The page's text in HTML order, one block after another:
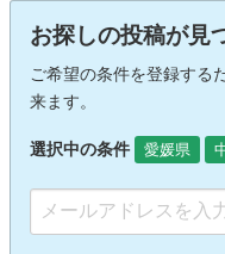
お探しの投稿が見
ご希望の条件を登録する
来ます。
選択中の条件 愛媛県